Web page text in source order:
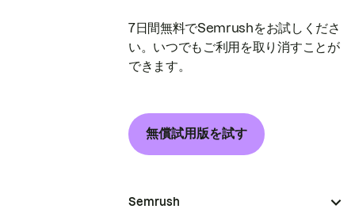
7日間無料でSemrushをお試しくださ
い。いつでもご利用を取り消すことが
できます。
無償試用版を試す
Semrush